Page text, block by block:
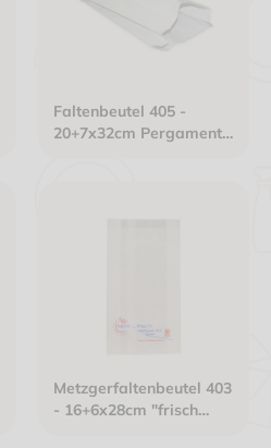
Faltenbeutel 405 -
20+7x32cm Pergament-
Metzgerfaltenbeutel 403
- 16+6x28cm "frisch